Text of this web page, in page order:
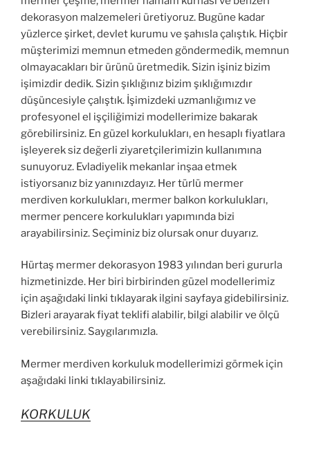
dekorasyon malzemeleri üretiyoruz. Bugüne kadar
yüzlerce şirket, devlet kurumu ve şahısla çalıştık. Hiçbir
müşterimizi memnun etmeden göndermedik, memnun
olmayacakları bir ürünü üretmedik. Sizin işiniz bizim
işimizdir dedik. Sizin şıklığınız bizim şıklığımızdır
düşüncesiyle çalıştık. İşimizdeki uzmanlığımız ve
profesyonel el işçiliğimizi modellerimize bakarak
görebilirsiniz. En güzel korkulukları, en hesaplı fiyatlara
işleyerek siz değerli ziyaretçilerimizin kullanımına
sunuyoruz. Evladiyelik mekanlar inşaa etmek
istiyorsanız biz yanınızdayız. Her türlü mermer
merdiven korkulukları, mermer balkon korkulukları,
mermer pencere korkulukları yapımında bizi
arayabilirsiniz. Seçiminiz biz olursak onur duyarız.
Hürtaş mermer dekorasyon 1983 yılından beri gururla
hizmetinizde. Her biri birbirinden güzel modellerimiz
için aşağıdaki linki tıklayarak ilgini sayfaya gidebilirsiniz.
Bizleri arayarak fiyat teklifi alabilir, bilgi alabilir ve ölçü
verebilirsiniz. Saygılarımızla.
Mermer merdiven korkuluk modellerimizi görmek için
aşağıdaki linki tıklayabilirsiniz.
KORKULUK